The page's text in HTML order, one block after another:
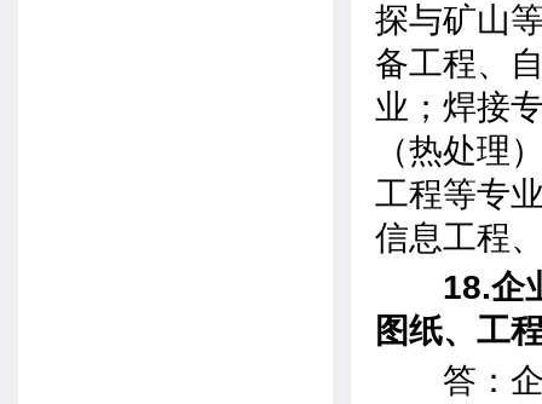
探与矿山
备工程、
业；焊接
（热处理
工程等专
信息工程
18.企业
图纸、工
答：企